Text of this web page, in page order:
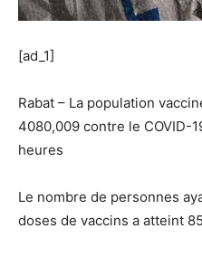
[ad_1]
Rabat – La population
4080,009 contre le COVID-
heures
Le nombre de personnes
doses de vaccins a atteint